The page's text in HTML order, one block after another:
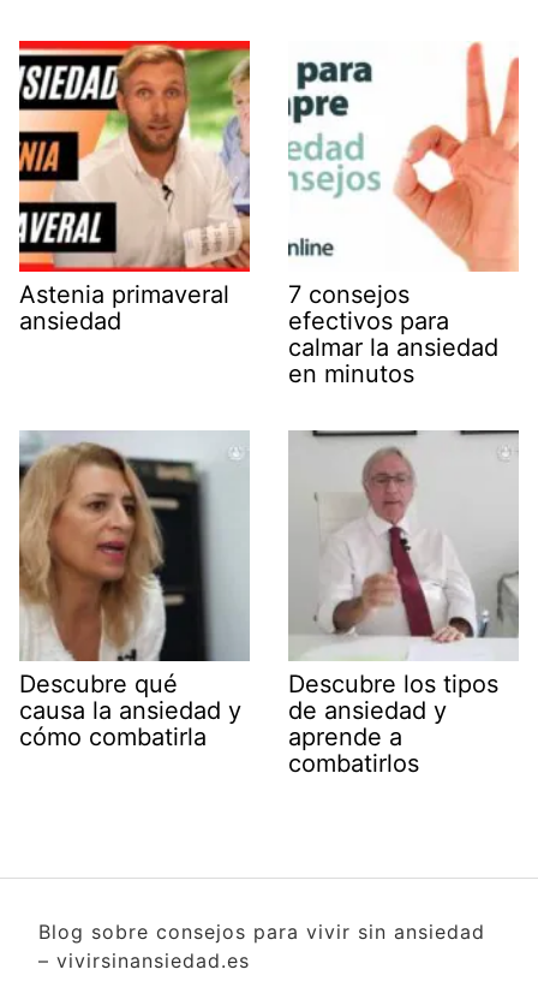
Astenia primaveral
ansiedad
7 consejos
efectivos para
calmar la ansiedad
en minutos
Descubre qué
causa la ansiedad y
cómo combatirla
Descubre los tipos
de ansiedad y
aprende a
combatirlos
Blog sobre consejos para vivir sin ansiedad
– vivirsinansiedad.es